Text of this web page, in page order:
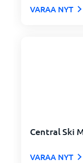
VARAA NYT
Central Ski
VARAA NYT